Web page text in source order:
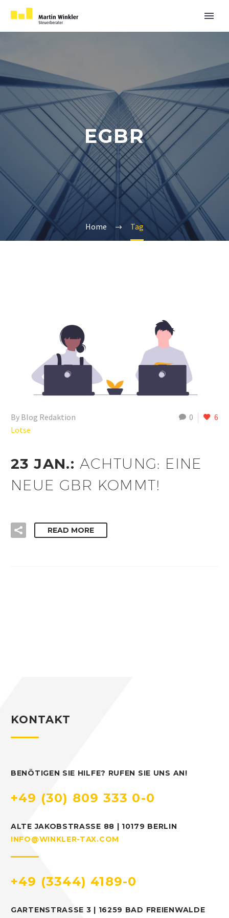
EGBR
Home Tag
0 6
By Blog Redaktion
Lotse
23 JAN.: ACHTUNG: EINE
NEUE GBR KOMMT!
READ MORE
KONTAKT
BENÖTIGEN SIE HILFE? RUFEN SIE UNS AN!
+49 (30) 809 333 0-0
ALTE JAKOBSTRASSE 88 | 10179 BERLIN
INFO@WINKLER-TAX.COM
+49 (3344) 4189-0
GARTENSTRASSE 3 | 16259 BAD FREIENWALDE